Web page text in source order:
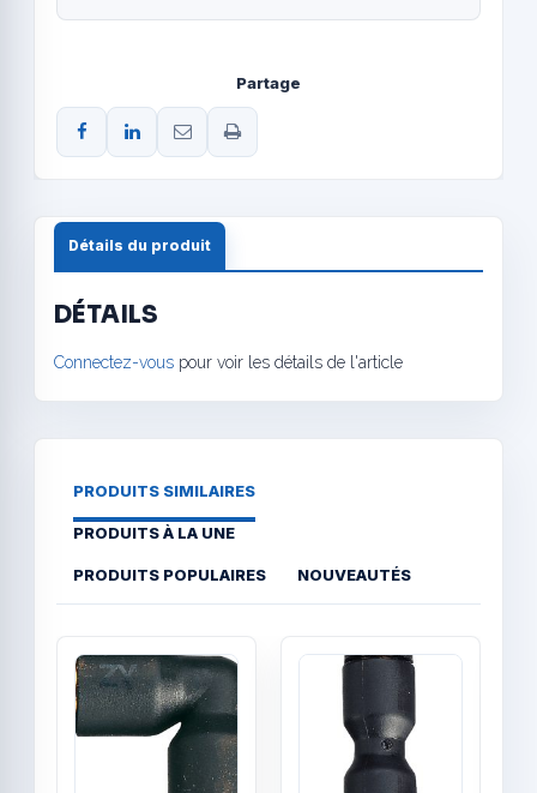
Partage
Détails du produit
DÉTAILS
Connectez-vous pour voir les détails de l'article
PRODUITS SIMILAIRES
PRODUITS À LA UNE
PRODUITS POPULAIRES NOUVEAUTÉS